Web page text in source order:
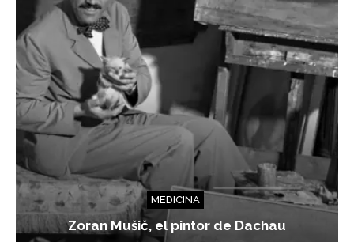
MEDICINA
Zoran Mušič, el pintor de Dachau